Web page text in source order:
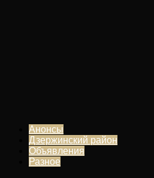
Анонсы
Дзержинский район
Объявления
Разное